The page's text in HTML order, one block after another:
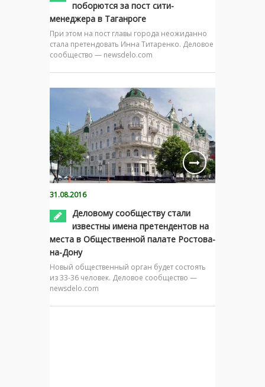
поборются за пост сити-
менеджера в Таганроге
При этом на пост главы города неожиданно
стала претендовать Инна Титаренко. Деловое
сообщество — newsdelo.com
31.08.2016
Деловому сообществу стали
известны имена претендентов на
места в Общественной палате Ростова-
на-Дону
Новый общественный орган будет состоять
из 33-36 человек. Деловое сообщество —
newsdelo.com